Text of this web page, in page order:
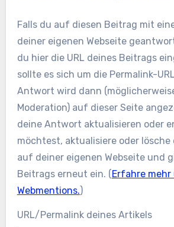
Falls du auf diesen Beitrag mit
deiner eigenen Webseite
du hier die URL deines Beitrags
sollte es sich um die Permalink-
Antwort wird dann
Moderation) auf dieser Seite
deine Antwort aktualisieren oder
möchtest, aktualisiere oder lösche
auf deiner eigenen Webseite und
Beitrags erneut ein. (Erfahre mehr
Webmentions.)
URL/Permalink deines Artikels